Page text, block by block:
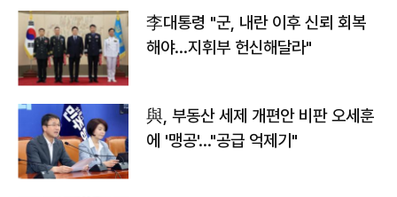
李대통령 "군, 내란 이후 신뢰 회복
해야…지휘부 헌신해달라"
與, 부동산 세제 개편안 비판 오세훈
에 '맹공'…"공급 억제기"